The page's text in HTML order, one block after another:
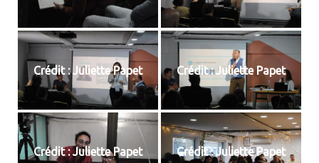
Crédit : Juliette Papet Crédit : Juliette Papet
Crédit : Juliette Papet Crédit : Juliette Papet